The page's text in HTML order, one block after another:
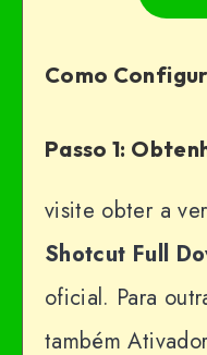
Como
Passo 1:
visite obter a
Shotcut Full
oficial. Para
também